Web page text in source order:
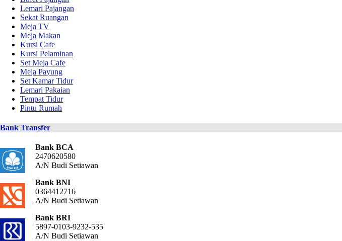
Lemari Pajangan
Sekat Ruangan
Meja TV
Meja Makan
Kursi Cafe
Kursi Pelaminan
Set Meja Cafe
Meja Payung
Set Kamar Tidur
Lemari Pakaian
Tempat Tidur
Pintu Rumah
Bank Transfer
Bank BCA
2470620580
A/N Budi Setiawan
Bank BNI
0364412716
A/N Budi Setiawan
Bank BRI
5897-0103-9232-535
A/N Budi Setiawan